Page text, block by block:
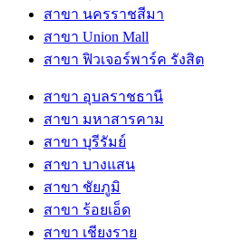
สาขา นครราชสีมา
สาขา Union Mall
สาขา ฟิวเจอร์พาร์ค รังสิต
สาขา อุบลราชธานี
สาขา มหาสารคาม
สาขา บุรีรัมย์
สาขา บางแสน
สาขา ชัยภูมิ
สาขา ร้อยเอ็ด
สาขา เชียงราย